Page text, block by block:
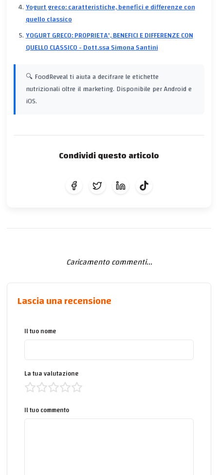
Yogurt greco: caratteristiche, benefici e differenze con
quello classico
YOGURT GRECO: PROPRIETA', BENEFICI E DIFFERENZE CON
QUELLO CLASSICO - Dott.ssa Simona Santini
🔍 FoodReveal ti aiuta a decifrare le etichette
nutrizionali oltre il marketing. Disponibile per Android e
iOS.
Condividi questo articolo
Caricamento commenti...
Lascia una recensione
Il tuo nome
La tua valutazione
Il tuo commento